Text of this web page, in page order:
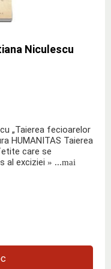
Niculescu
„Taierea fecioarelor
HUMANITAS Taierea
care se
al exciziei » ...mai